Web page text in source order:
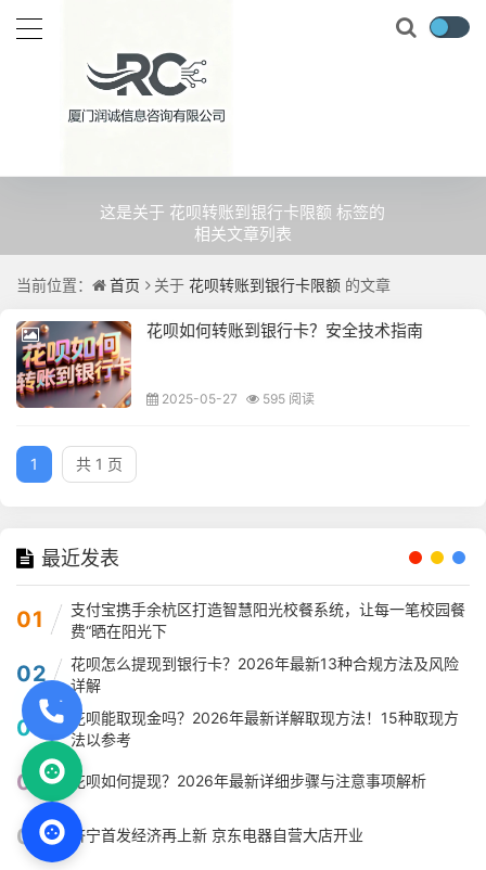
花呗转账到银行卡限额
这是关于 花呗转账到银行卡限额 标签的
相关文章列表
当前位置： 首页 关于 花呗转账到银行卡限额 的文章
花呗如何转账到银行卡？安全技术指南
2025-05-27 595 阅读
1 共 1 页
最近发表
01
支付宝携手余杭区打造智慧阳光校餐系统，让每一笔校园餐
费“晒在阳光下
02
花呗怎么提现到银行卡？2026年最新13种合规方法及风险
详解
03
花呗能取现金吗？2026年最新详解取现方法！15种取现方
法以参考
04 花呗如何提现？2026年最新详细步骤与注意事项解析
05 济宁首发经济再上新 京东电器自营大店开业